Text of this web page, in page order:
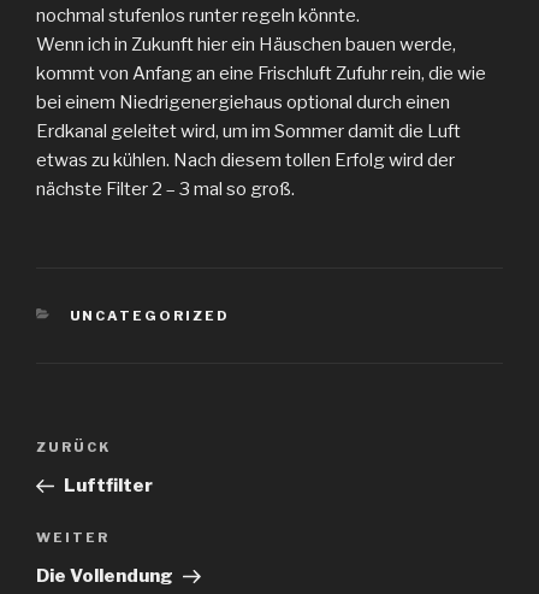
nochmal stufenlos runter regeln könnte.
Wenn ich in Zukunft hier ein Häuschen bauen werde,
kommt von Anfang an eine Frischluft Zufuhr rein, die wie
bei einem Niedrigenergiehaus optional durch einen
Erdkanal geleitet wird, um im Sommer damit die Luft
etwas zu kühlen. Nach diesem tollen Erfolg wird der
nächste Filter 2 – 3 mal so groß.
KATEGORIEN
UNCATEGORIZED
Beitragsnavigation
Vorheriger
Beitrag
ZURÜCK
Luftfilter
Nächster
Beitrag
WEITER
Die Vollendung